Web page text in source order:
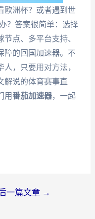
洲杯？或者遇到世
？答案很简单：选择
点、多平台支持、
障的回国加速器。不
，只要用对方法，
解说的体育赛事直
用番茄加速器，一起
一篇文章 →